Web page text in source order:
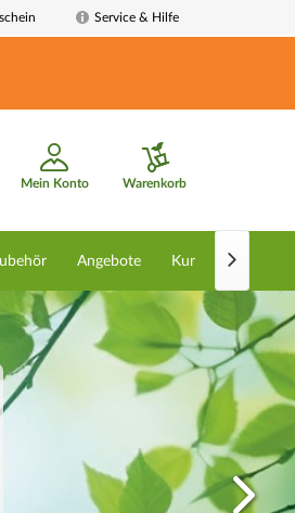
Service & Hilfe
Mein Konto Warenkorb
Angebote Kunstpflanzen
